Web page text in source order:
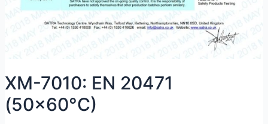
XM-7010: EN 20471
(50×60°C)